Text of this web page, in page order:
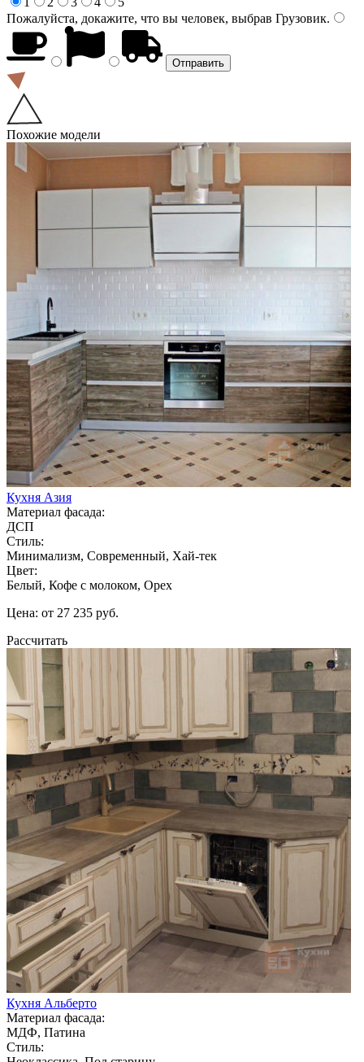
Пожалуйста, докажите, что вы человек, выбрав Грузовик.
Похожие модели
Кухня Азия
Материал фасада:
ДСП
Стиль:
Минимализм, Современный, Хай-тек
Цвет:
Белый, Кофе с молоком, Орех
Цена: от 27 235 руб.
Рассчитать
Кухня Альберто
Материал фасада:
МДФ, Патина
Стиль: